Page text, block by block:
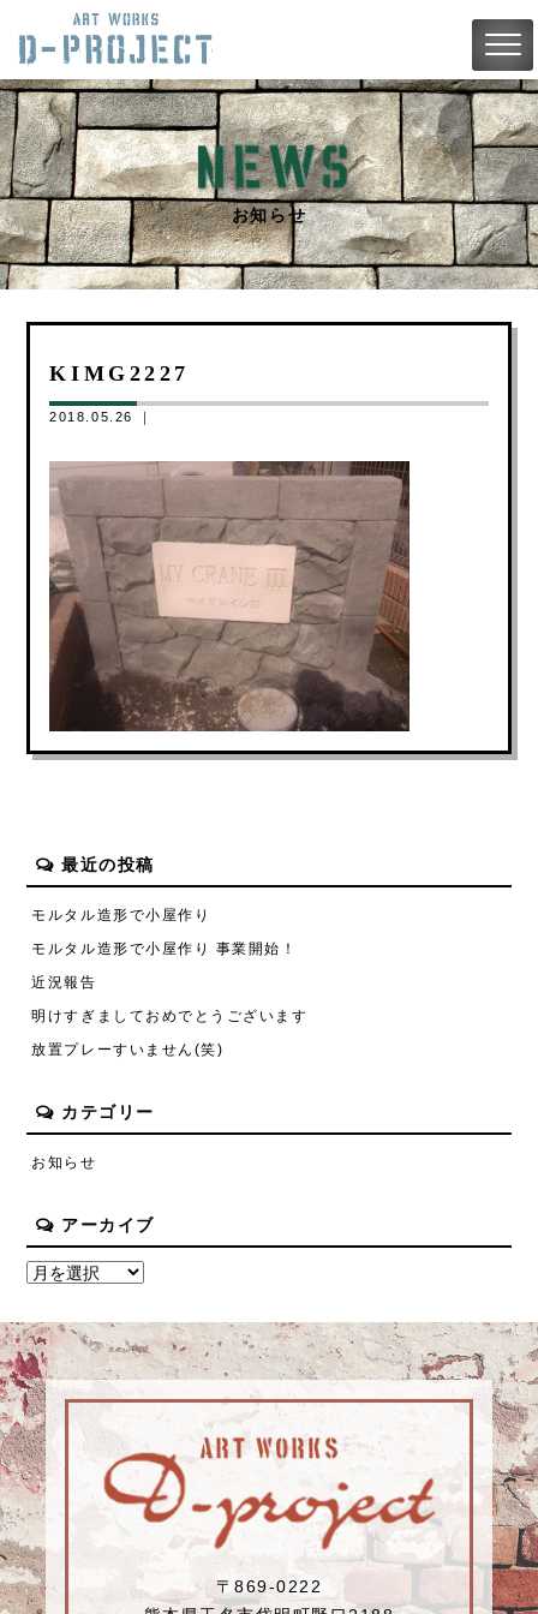
お知らせ
KIMG2227
2018.05.26 ｜
最近の投稿
モルタル造形で小屋作り
モルタル造形で小屋作り 事業開始！
近況報告
明けすぎましておめでとうございます
放置プレーすいません(笑)
カテゴリー
お知らせ
アーカイブ
〒869-0222